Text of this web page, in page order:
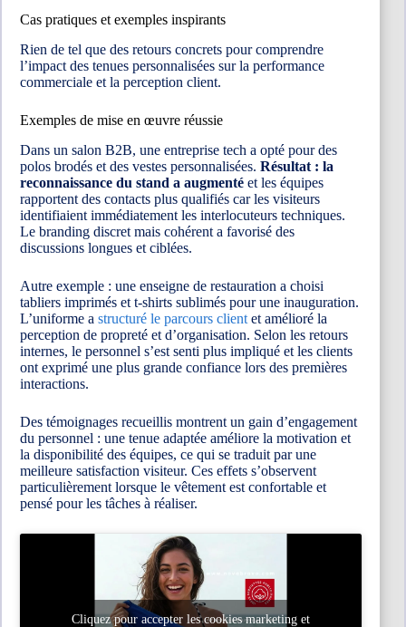
Cas pratiques et exemples inspirants
Rien de tel que des retours concrets pour comprendre
l’impact des tenues personnalisées sur la performance
commerciale et la perception client.
Exemples de mise en œuvre réussie
Dans un salon B2B, une entreprise tech a opté pour des
polos brodés et des vestes personnalisées. Résultat : la
reconnaissance du stand a augmenté et les équipes
rapportent des contacts plus qualifiés car les visiteurs
identifiaient immédiatement les interlocuteurs techniques.
Le branding discret mais cohérent a favorisé des
discussions longues et ciblées.
Autre exemple : une enseigne de restauration a choisi
tabliers imprimés et t-shirts sublimés pour une inauguration.
L’uniforme a structuré le parcours client et amélioré la
perception de propreté et d’organisation. Selon les retours
internes, le personnel s’est senti plus impliqué et les clients
ont exprimé une plus grande confiance lors des premières
interactions.
Des témoignages recueillis montrent un gain d’engagement
du personnel : une tenue adaptée améliore la motivation et
la disponibilité des équipes, ce qui se traduit par une
meilleure satisfaction visiteur. Ces effets s’observent
particulièrement lorsque le vêtement est confortable et
pensé pour les tâches à réaliser.
Cliquez pour accepter les cookies marketing et